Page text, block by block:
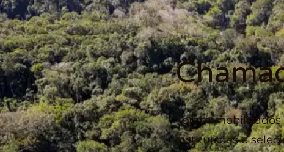
Foram mobilizados
instituições e